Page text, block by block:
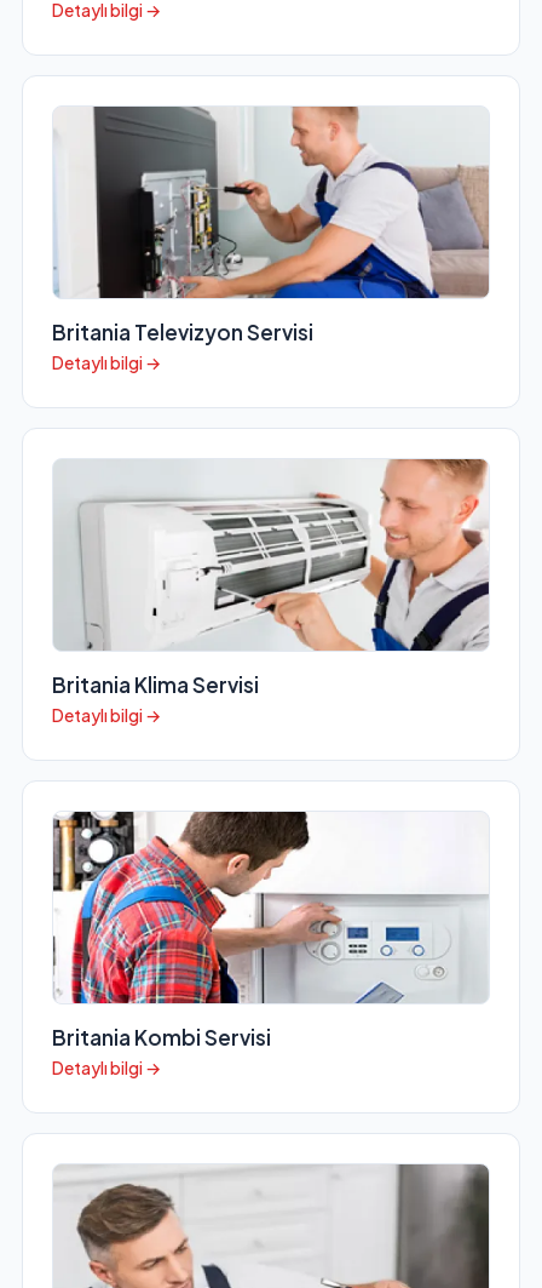
Detaylı bilgi →
Britania Televizyon Servisi
Detaylı bilgi →
Britania Klima Servisi
Detaylı bilgi →
Britania Kombi Servisi
Detaylı bilgi →